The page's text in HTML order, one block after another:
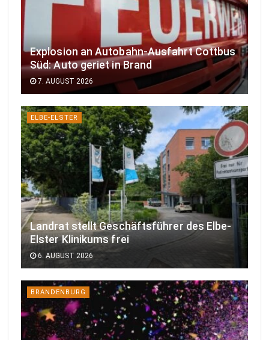
Explosion an Autobahn-Ausfahrt Cottbus
Süd: Auto geriet in Brand
7. AUGUST 2026
ELBE-ELSTER
Landrat stellt Geschäftsführer des Elbe-
Elster Klinikums frei
6. AUGUST 2026
BRANDENBURG